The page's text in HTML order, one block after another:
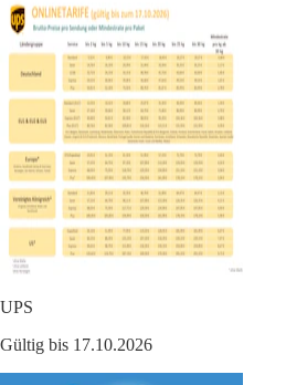
UPS
Gültig bis 17.10.2026